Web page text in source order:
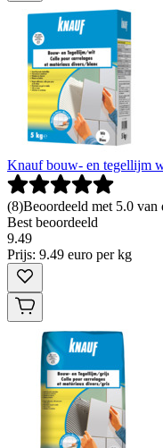
Knauf bouw- en tegellijm
(8)Beoordeeld met 5.0 van
Best beoordeeld
9.49
Prijs: 9.49 euro per kg